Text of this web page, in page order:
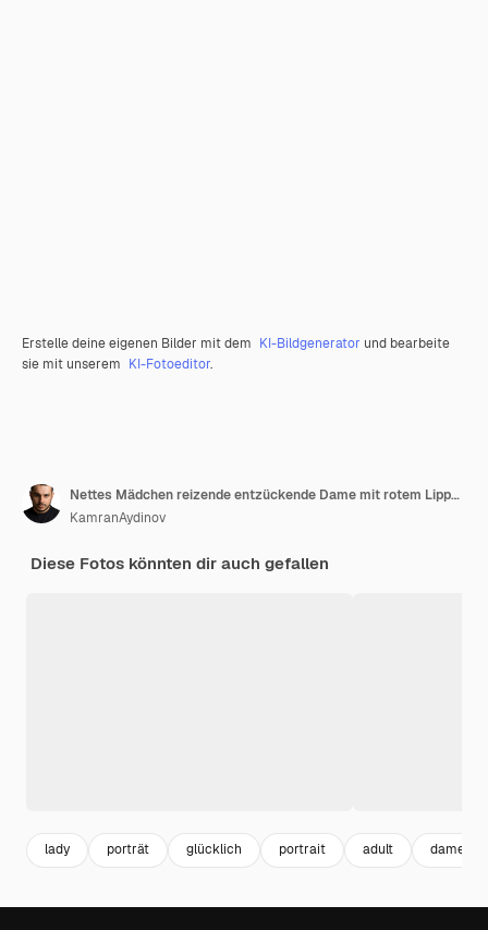
Erstelle deine eigenen Bilder mit dem KI-Bildgenerator und bearbeite
sie mit unserem KI-Fotoeditor.
Nettes Mädchen reizende entzückende Dame mit rotem Lippenstift im rosa Hemd sehr glücklich und fröhlich
KamranAydinov
Diese Fotos könnten dir auch gefallen
lady porträt glücklich portrait adult dame